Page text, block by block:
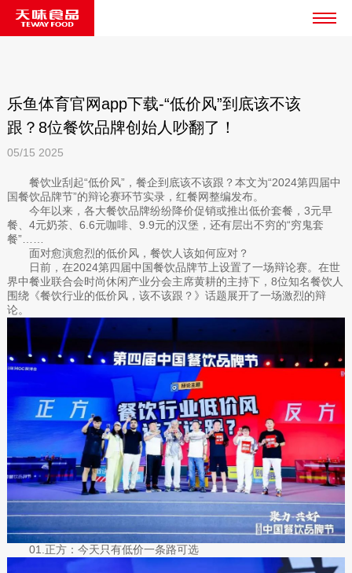
乐鱼体育官网app下载-“低价风”到底该不该
跟？8位餐饮品牌创始人吵翻了！
05/15 2025
餐饮业刮起“低价风”，餐企到底该不该跟？本文为“2024第四届中
国餐饮品牌节”的辩论赛环节实录，红餐网整编发布。
今年以来，各大餐饮品牌纷纷降价促销或推出低价套餐，3元早
餐、4元奶茶、6.6元咖啡、9.9元的汉堡，还有层出不穷的“穷鬼套
餐”……
面对愈演愈烈的低价风，餐饮人该如何应对？
日前，在2024第四届中国餐饮品牌节上设置了一场辩论赛。在世
界中餐业联合会时尚休闲产业分会主席黄耕的主持下，8位知名餐饮人
围绕《餐饮行业的低价风，该不该跟？》话题展开了一场激烈的辩
论。
01.正方：今天只有低价一条路可选